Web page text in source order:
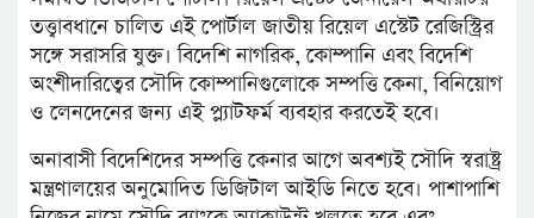
তত্ত্বাবধানে চালিত এই পোর্টাল জাতীয় রিয়েল এস্টেট রেজিস্ট্রির
সঙ্গে সরাসরি যুক্ত। বিদেশি নাগরিক, কোম্পানি এবং বিদেশি
অংশীদারিত্বের সৌদি কোম্পানিগুলোকে সম্পত্তি কেনা, বিনিয়োগ
ও লেনদেনের জন্য এই প্ল্যাটফর্ম ব্যবহার করতেই হবে।
অনাবাসী বিদেশিদের সম্পত্তি কেনার আগে অবশ্যই সৌদি স্বরাষ্ট্র
মন্ত্রণালয়ের অনুমোদিত ডিজিটাল আইডি নিতে হবে। পাশাপাশি